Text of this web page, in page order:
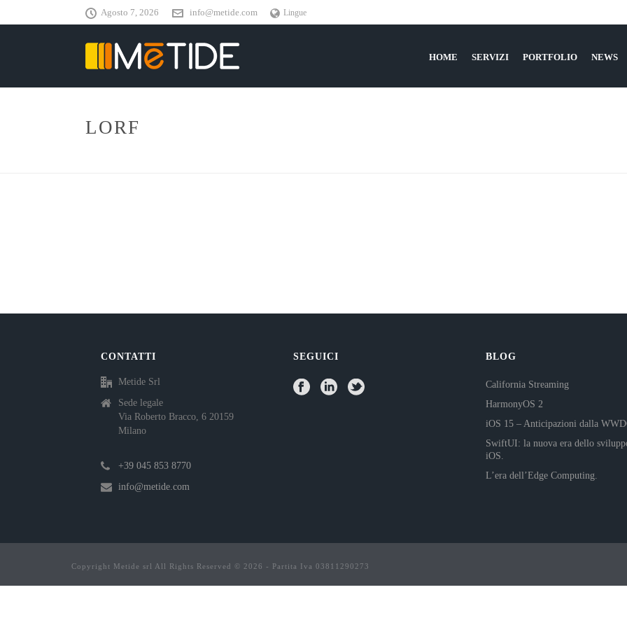
Agosto 7, 2026 info@metide.com Lingue
HOME SERVIZI PORTFOLIO NEWS
LORF
CONTATTI
Metide Srl
Sede legale
Via Roberto Bracco, 6 20159
Milano
+39 045 853 8770
info@metide.com
SEGUICI BLOG
California Streaming
HarmonyOS 2
iOS 15 – Anticipazioni dalla
SwiftUI: la nuova era dello
iOS.
L’era dell’Edge Computing.
Copyright Metide srl All Rights Reserved © 2026 - Partita Iva 03811290273